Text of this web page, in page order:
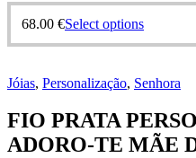
68.00 €Select options
Jóias, Personalização, Senhora
FIO PRATA
ADORO-TE MÃE